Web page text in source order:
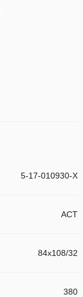
5-17-010930-Х
АСТ
84x108/32
380